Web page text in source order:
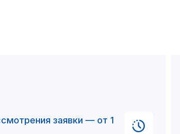
заявки — от 1